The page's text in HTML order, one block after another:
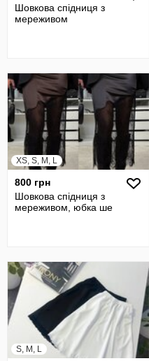
Шовкова спідниця з
мереживом
XS, S, M, L
800 грн
Шовкова спідниця з
мереживом, юбка ше
S, M, L